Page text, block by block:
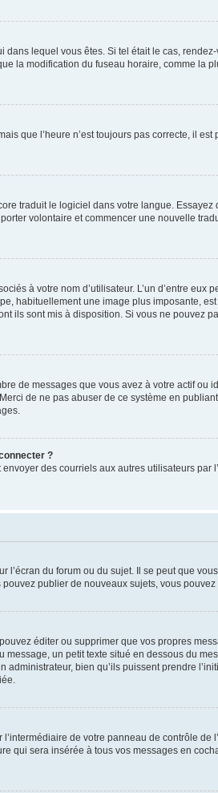
dans lequel vous êtes. Si tel était le cas,
la modification du fuseau horaire, comme la
que l’heure n’est toujours pas correcte, il
traduit le logiciel dans votre langue.
volontaire et commencer une nouvelle
à votre nom d’utilisateur. L’un d’entre
habituellement une image plus imposante,
ils sont mis à disposition. Si vous ne pouvez
de messages que vous avez à votre actif
de ne pas abuser de ce système en
?
des courriels aux autres utilisateurs
du forum ou du sujet. Il se peut que
publier de nouveaux sujets, vous
éditer ou supprimer que vos propres
un petit texte situé en dessous du
administrateur, bien qu’ils puissent prendre
de votre panneau de contrôle de
qui sera insérée à tous vos messages en